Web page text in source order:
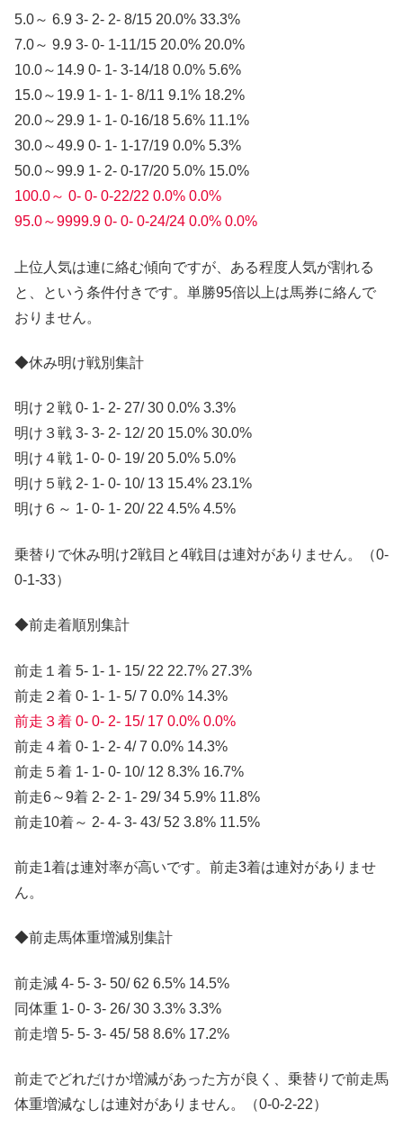
5.0～ 6.9 3- 2- 2- 8/15 20.0% 33.3%
7.0～ 9.9 3- 0- 1-11/15 20.0% 20.0%
10.0～14.9 0- 1- 3-14/18 0.0% 5.6%
15.0～19.9 1- 1- 1- 8/11 9.1% 18.2%
20.0～29.9 1- 1- 0-16/18 5.6% 11.1%
30.0～49.9 0- 1- 1-17/19 0.0% 5.3%
50.0～99.9 1- 2- 0-17/20 5.0% 15.0%
100.0～ 0- 0- 0-22/22 0.0% 0.0%
95.0～9999.9 0- 0- 0-24/24 0.0% 0.0%
上位人気は連に絡む傾向ですが、ある程度人気が割れる
と、という条件付きです。単勝95倍以上は馬券に絡んで
おりません。
◆休み明け戦別集計
明け２戦 0- 1- 2- 27/ 30 0.0% 3.3%
明け３戦 3- 3- 2- 12/ 20 15.0% 30.0%
明け４戦 1- 0- 0- 19/ 20 5.0% 5.0%
明け５戦 2- 1- 0- 10/ 13 15.4% 23.1%
明け６～ 1- 0- 1- 20/ 22 4.5% 4.5%
乗替りで休み明け2戦目と4戦目は連対がありません。（0-
0-1-33）
◆前走着順別集計
前走１着 5- 1- 1- 15/ 22 22.7% 27.3%
前走２着 0- 1- 1- 5/ 7 0.0% 14.3%
前走３着 0- 0- 2- 15/ 17 0.0% 0.0%
前走４着 0- 1- 2- 4/ 7 0.0% 14.3%
前走５着 1- 1- 0- 10/ 12 8.3% 16.7%
前走6～9着 2- 2- 1- 29/ 34 5.9% 11.8%
前走10着～ 2- 4- 3- 43/ 52 3.8% 11.5%
前走1着は連対率が高いです。前走3着は連対がありませ
ん。
◆前走馬体重増減別集計
前走減 4- 5- 3- 50/ 62 6.5% 14.5%
同体重 1- 0- 3- 26/ 30 3.3% 3.3%
前走増 5- 5- 3- 45/ 58 8.6% 17.2%
前走でどれだけか増減があった方が良く、乗替りで前走馬
体重増減なしは連対がありません。（0-0-2-22）